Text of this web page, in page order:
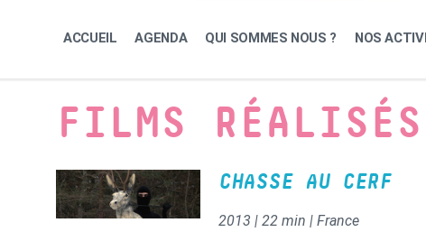
ACCUEIL AGENDA QUI SOMMES NOUS ? NOS
FILMS
CHASSE AU CERF
2013 | 22 min | France